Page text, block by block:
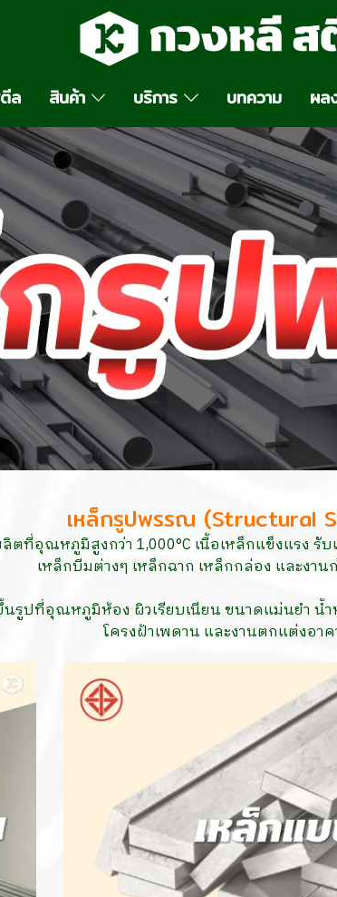
ล สินค้า บริการ บทความ ผล
เหล็กรูปพรรณ (Structural
ที่อุณหภูมิสูงกว่า 1,000°C เนื้อเหล็กแข็งแรง รับ
เหล็กบีมต่างๆ เหล็กฉาก เหล็กกล่อง และงาน
รูปที่อุณหภูมิห้อง ผิวเรียบเนียน ขนาดแม่นยำ น้ำ
โครงฝ้าเพดาน และงานตกแต่งอาค